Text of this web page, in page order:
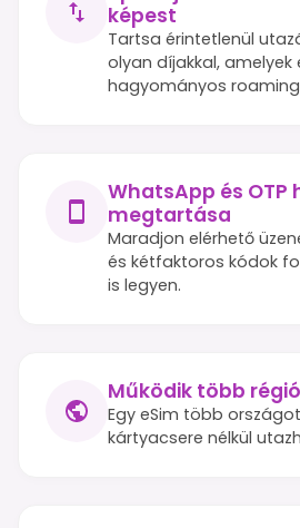
képest
Tartsa érintetlenül
olyan díjakkal, amelyek
hagyományos
WhatsApp és OTP
megtartása
Maradjon elérhető
és kétfaktoros kódok
is legyen.
Működik több
Egy eSim több
kártyacsere nélkül